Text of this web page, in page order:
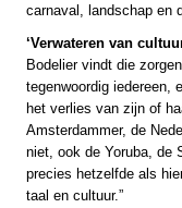
carnaval, landschap en
‘Verwateren van
Bodelier vindt die
tegenwoordig iedereen,
het verlies van zijn of
Amsterdammer, de
niet, ook de Yoruba, de
precies hetzelfde als
taal en cultuur.”